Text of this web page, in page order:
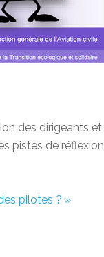
des dirigeants et
pistes de réflexion
pilotes ? »